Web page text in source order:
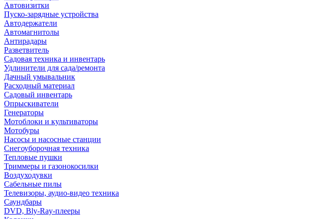
Автовизитки
Пуско-зарядные устройства
Автодержатели
Автомагнитолы
Антирадары
Разветвитель
Садовая техника и инвентарь
Удлинители для сада/ремонта
Дачный умывальник
Расходный материал
Садовый инвентарь
Опрыскиватели
Генераторы
Мотоблоки и культиваторы
Мотобуры
Насосы и насосные станции
Снегоуборочная техника
Тепловые пушки
Триммеры и газонокосилки
Воздуходувки
Сабельные пилы
Телевизоры, аудио-видео техника
Саундбары
DVD, Bly-Ray-плееры